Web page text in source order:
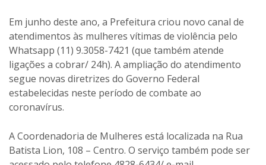
Em junho deste ano, a Prefeitura criou novo canal de
atendimentos às mulheres vítimas de violência pelo
Whatsapp (11) 9.3058-7421 (que também atende
ligações a cobrar/ 24h). A ampliação do atendimento
segue novas diretrizes do Governo Federal
estabelecidas neste período de combate ao
coronavírus.
A Coordenadoria de Mulheres está localizada na Rua
Batista Lion, 108 – Centro. O serviço também pode ser